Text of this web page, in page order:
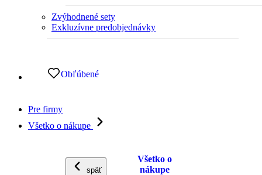
Zvýhodnené sety
Exkluzívne predobjednávky
Obľúbené
Pre firmy
Všetko o nákupe
späť
Všetko o
nákupe